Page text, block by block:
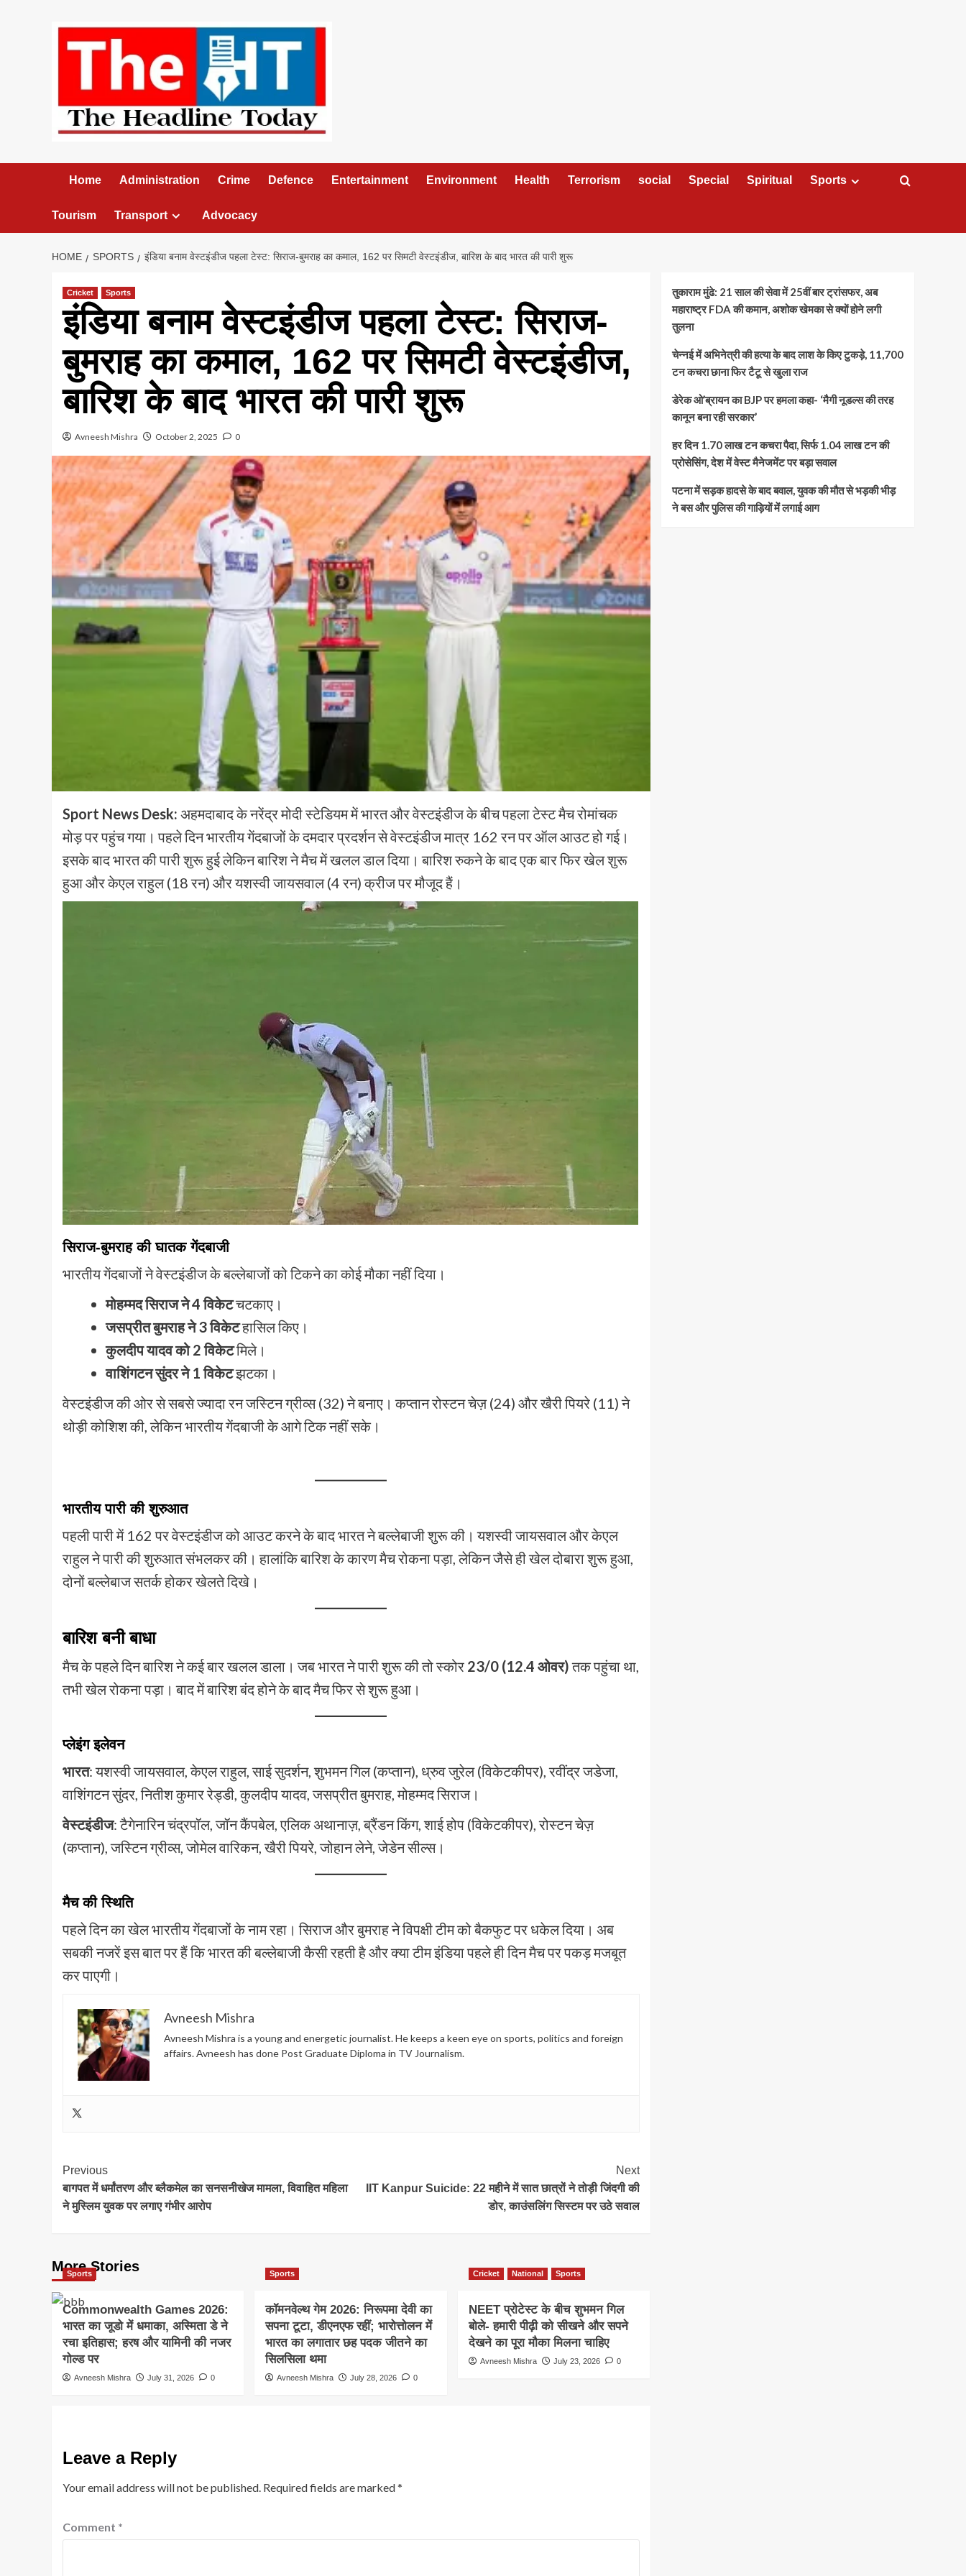
Home Administration Crime Defence Entertainment Environment Health Terrorism social Special Spiritual Sports
Tourism Transport Advocacy
HOME SPORTS इंडिया बनाम वेस्टइंडीज पहला टेस्ट: सिराज-बुमराह का कमाल, 162 पर सिमटी वेस्टइंडीज, बारिश के बाद भारत की पारी शुरू
Cricket Sports
इंडिया बनाम वेस्टइंडीज पहला टेस्ट: सिराज-
बुमराह का कमाल, 162 पर सिमटी वेस्टइंडीज,
बारिश के बाद भारत की पारी शुरू
Avneesh Mishra October 2, 2025 0
Sport News Desk: अहमदाबाद के नरेंद्र मोदी स्टेडियम में भारत और वेस्टइंडीज के बीच पहला टेस्ट मैच रोमांचक
मोड़ पर पहुंच गया। पहले दिन भारतीय गेंदबाजों के दमदार प्रदर्शन से वेस्टइंडीज मात्र 162 रन पर ऑल आउट हो गई।
इसके बाद भारत की पारी शुरू हुई लेकिन बारिश ने मैच में खलल डाल दिया। बारिश रुकने के बाद एक बार फिर खेल शुरू
हुआ और केएल राहुल (18 रन) और यशस्वी जायसवाल (4 रन) क्रीज पर मौजूद हैं।
सिराज-बुमराह की घातक गेंदबाजी
भारतीय गेंदबाजों ने वेस्टइंडीज के बल्लेबाजों को टिकने का कोई मौका नहीं दिया।
मोहम्मद सिराज ने 4 विकेटचटकाए।
जसप्रीत बुमराह ने 3 विकेटहासिल किए।
कुलदीप यादव को 2 विकेटमिले।
वाशिंगटन सुंदर ने 1 विकेटझटका।
वेस्टइंडीज की ओर से सबसे ज्यादा रन जस्टिन ग्रीव्स (32) ने बनाए। कप्तान रोस्टन चेज़ (24) और खैरी पियरे (11) ने
थोड़ी कोशिश की, लेकिन भारतीय गेंदबाजी के आगे टिक नहीं सके।
भारतीय पारी की शुरुआत
पहली पारी में 162 पर वेस्टइंडीज को आउट करने के बाद भारत ने बल्लेबाजी शुरू की। यशस्वी जायसवाल और केएल
राहुल ने पारी की शुरुआत संभलकर की। हालांकि बारिश के कारण मैच रोकना पड़ा, लेकिन जैसे ही खेल दोबारा शुरू हुआ,
दोनों बल्लेबाज सतर्क होकर खेलते दिखे।
बारिश बनी बाधा
मैच के पहले दिन बारिश ने कई बार खलल डाला। जब भारत ने पारी शुरू की तो स्कोर 23/0 (12.4 ओवर)तक पहुंचा था,
तभी खेल रोकना पड़ा। बाद में बारिश बंद होने के बाद मैच फिर से शुरू हुआ।
प्लेइंग इलेवन
भारत: यशस्वी जायसवाल, केएल राहुल, साई सुदर्शन, शुभमन गिल (कप्तान), ध्रुव जुरेल (विकेटकीपर), रवींद्र जडेजा,
वाशिंगटन सुंदर, नितीश कुमार रेड्डी, कुलदीप यादव, जसप्रीत बुमराह, मोहम्मद सिराज।
वेस्टइंडीज: टैगेनारिन चंद्रपॉल, जॉन कैंपबेल, एलिक अथानाज़, ब्रैंडन किंग, शाई होप (विकेटकीपर), रोस्टन चेज़
(कप्तान), जस्टिन ग्रीव्स, जोमेल वारिकन, खैरी पियरे, जोहान लेने, जेडेन सील्स।
मैच की स्थिति
पहले दिन का खेल भारतीय गेंदबाजों के नाम रहा। सिराज और बुमराह ने विपक्षी टीम को बैकफुट पर धकेल दिया। अब
सबकी नजरें इस बात पर हैं कि भारत की बल्लेबाजी कैसी रहती है और क्या टीम इंडिया पहले ही दिन मैच पर पकड़ मजबूत
कर पाएगी।
Avneesh Mishra
Avneesh Mishra is a young and energetic journalist. He keeps a keen eye on sports, politics and foreign
affairs. Avneesh has done Post Graduate Diploma in TV Journalism.
Post
Navigation
Previous
बागपत में धर्मांतरण और ब्लैकमेल का सनसनीखेज मामला, विवाहित महिला
ने मुस्लिम युवक पर लगाए गंभीर आरोप
Next
IIT Kanpur Suicide: 22 महीने में सात छात्रों ने तोड़ी जिंदगी की
डोर, काउंसलिंग सिस्टम पर उठे सवाल
More Stories
Sports
Commonwealth Games 2026:
भारत का जूडो में धमाका, अस्मिता डे ने
रचा इतिहास; हरष और यामिनी की नजर
गोल्ड पर
Avneesh Mishra July 31, 2026 0
Sports
कॉमनवेल्थ गेम 2026: निरूपमा देवी का
सपना टूटा, डीएनएफ रहीं; भारोत्तोलन में
भारत का लगातार छह पदक जीतने का
सिलसिला थमा
Avneesh Mishra July 28, 2026 0
Cricket National Sports
NEET प्रोटेस्ट के बीच शुभमन गिल
बोले- हमारी पीढ़ी को सीखने और सपने
देखने का पूरा मौका मिलना चाहिए
Avneesh Mishra July 23, 2026 0
Leave a Reply
Your email address will not be published. Required fields are marked*
Comment *
तुकाराम मुंढे: 21 साल की सेवा में 25वीं बार ट्रांसफर, अब
महाराष्ट्र FDA की कमान, अशोक खेमका से क्यों होने लगी
तुलना
चेन्नई में अभिनेत्री की हत्या के बाद लाश के किए टुकड़े, 11,700
टन कचरा छाना फिर टैटू से खुला राज
डेरेक ओ’ब्रायन का BJP पर हमला कहा- ‘मैगी नूडल्स की तरह
कानून बना रही सरकार’
हर दिन 1.70 लाख टन कचरा पैदा, सिर्फ 1.04 लाख टन की
प्रोसेसिंग, देश में वेस्ट मैनेजमेंट पर बड़ा सवाल
पटना में सड़क हादसे के बाद बवाल, युवक की मौत से भड़की भीड़
ने बस और पुलिस की गाड़ियों में लगाई आग